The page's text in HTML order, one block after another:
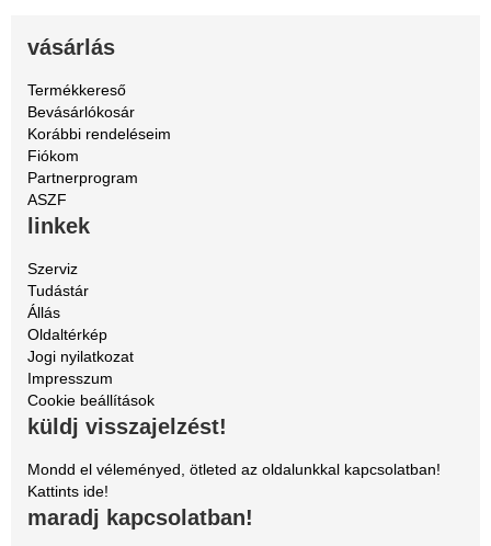
vásárlás
Termékkereső
Bevásárlókosár
Korábbi rendeléseim
Fiókom
Partnerprogram
ASZF
linkek
Szerviz
Tudástár
Állás
Oldaltérkép
Jogi nyilatkozat
Impresszum
Cookie beállítások
küldj visszajelzést!
Mondd el véleményed, ötleted az oldalunkkal kapcsolatban!
Kattints ide!
maradj kapcsolatban!